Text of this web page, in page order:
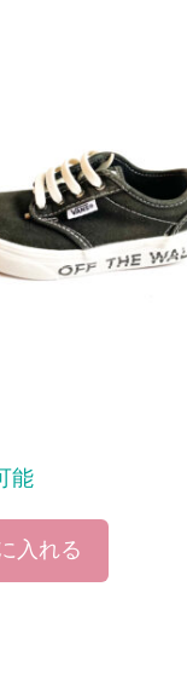
能
入れる